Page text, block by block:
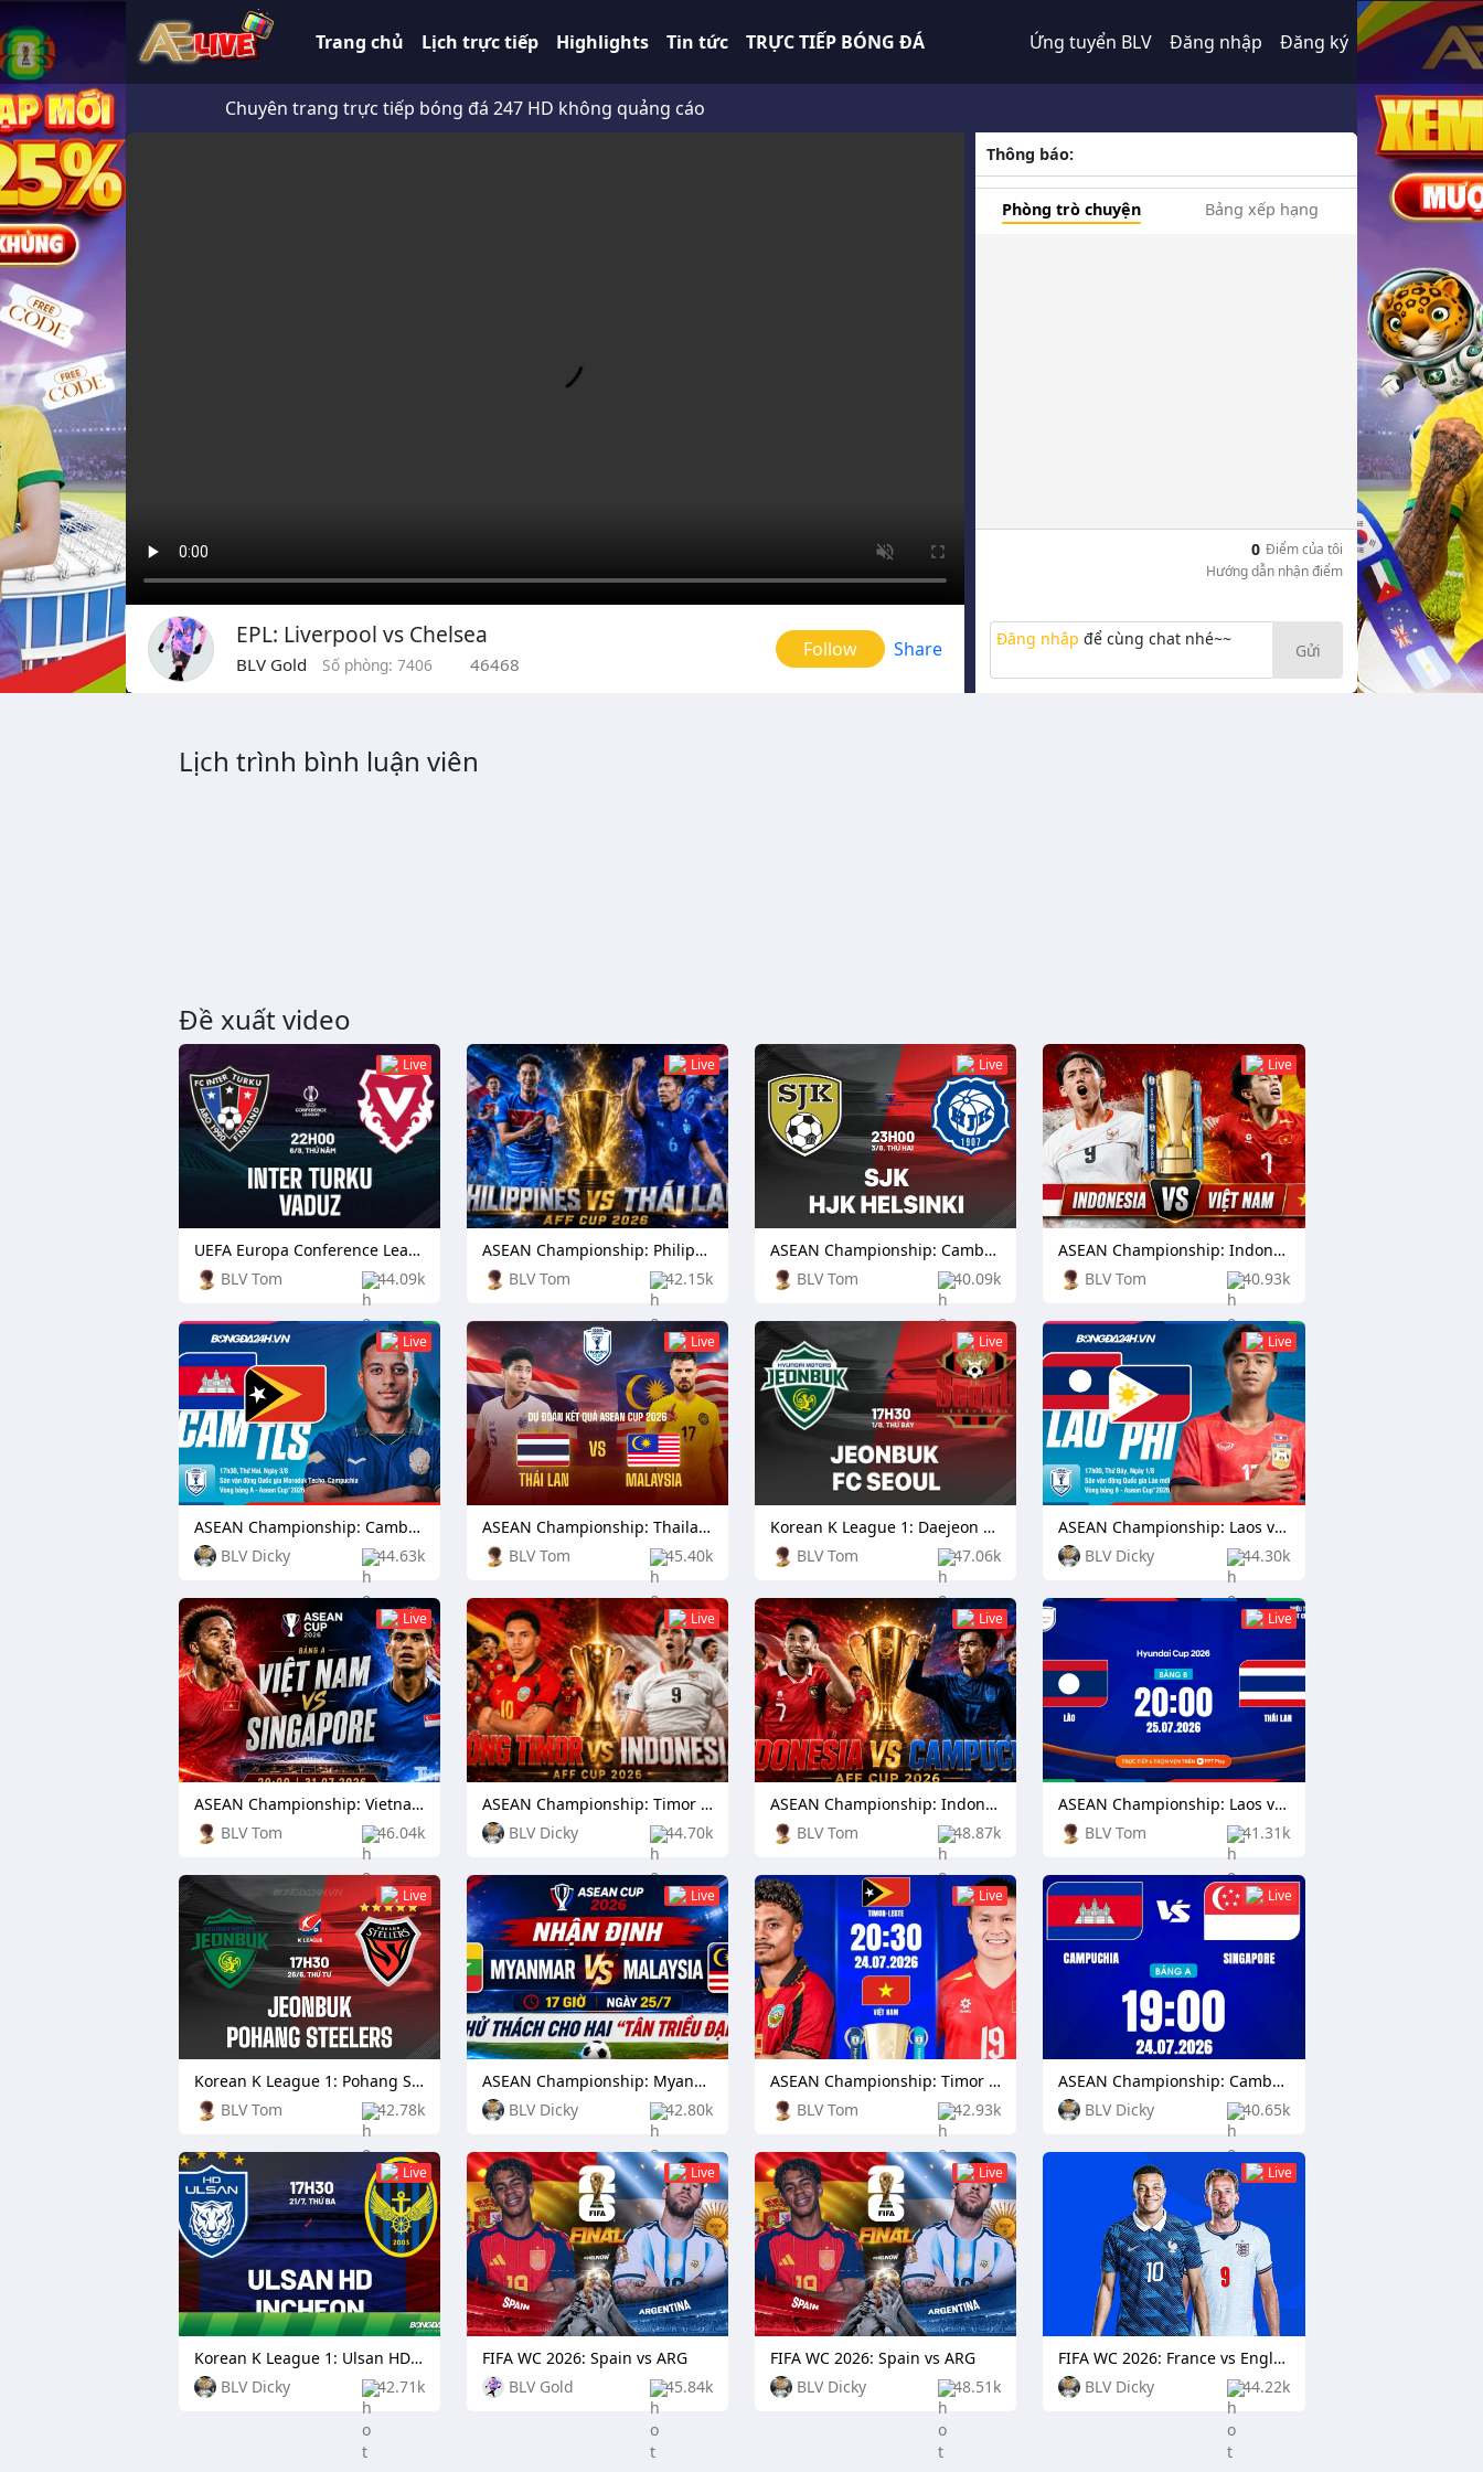
Trang chủ Lịch trực tiếp Highlights Tin tức TRỰC TIẾP BÓNG ĐÁ Ứng tuyển BLV Đăng nhập Đăng ký
Chuyên trang trực tiếp bóng đá 247 HD không quảng cáo
EPL: Liverpool vs Chelsea
BLV Gold Số phòng: 7406 46468
Follow Share
Thông báo:
Phòng trò chuyện Bảng xếp hạng
0 Điểm của tôi
Hướng dẫn nhận điểm
Đăng nhập để cùng chat nhé~~
Gửi
Lịch trình bình luận viên
Đề xuất video
Live
BLV Tom 44.09k
UEFA Europa Conference League: TPS Turku vs Independiente Rivadavia
Live
BLV Tom 42.15k
ASEAN Championship: Philippines vs Thailand
Live
BLV Tom 40.09k
ASEAN Championship: Cambodia vs Laos
Live
BLV Tom 40.93k
ASEAN Championship: Indonesia vs Vietnam
Live
BLV Dicky 44.63k
ASEAN Championship: Cambodia vs Timor Leste
Live
BLV Tom 45.40k
ASEAN Championship: Thailand vs Malaysia
Live
BLV Tom 47.06k
Korean K League 1: Daejeon Citizen vs Football Club Seoul
Live
BLV Dicky 44.30k
ASEAN Championship: Laos vs Philippines
Live
BLV Tom 46.04k
ASEAN Championship: Vietnam vs Singapore
Live
BLV Dicky 44.70k
ASEAN Championship: Timor Leste vs Indonesia
Live
BLV Tom 48.87k
ASEAN Championship: Indonesia vs Cambodia
Live
BLV Tom 41.31k
ASEAN Championship: Laos vs Thailand
Live
BLV Tom 42.78k
Korean K League 1: Pohang Steelers vs Daejeon Citizen
Live
BLV Dicky 42.80k
ASEAN Championship: Myanmar vs Malaysia
Live
BLV Tom 42.93k
ASEAN Championship: Timor Leste vs Vietnam
Live
BLV Dicky 40.65k
ASEAN Championship: Cambodia vs Singapore
Live
BLV Dicky 42.71k
Korean K League 1: Ulsan HD FC vs Incheon United
Live
BLV Gold 45.84k
FIFA WC 2026: Spain vs ARG
Live
BLV Dicky 48.51k
FIFA WC 2026: Spain vs ARG
Live
BLV Dicky 44.22k
FIFA WC 2026: France vs England